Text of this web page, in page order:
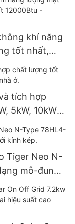
khí năng
tốt nhất,
tích hợp
5kW, 10kW
Tiger Neo N-
mô-đun